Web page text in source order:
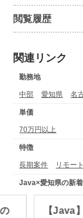
閲覧履歴
関連リンク
勤務地
中部 愛知県 名
単価
70万円以上
特徴
長期案件 リモー
Java×愛知県の新
【Java